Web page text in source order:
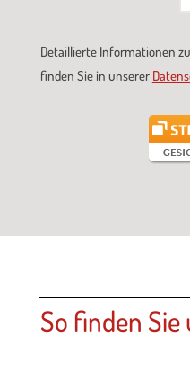
Detaillierte Informationen
finden Sie in unserer
So finden